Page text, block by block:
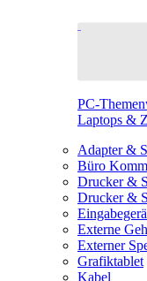
PC-
Laptops &
Adapter &
Büro
Drucker &
Drucker &
Externe
Externer
Grafiktablet
Kabel